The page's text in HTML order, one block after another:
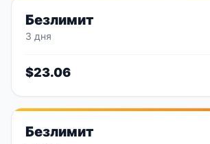
Безлимит
3 дня
$23.06
Безлимит